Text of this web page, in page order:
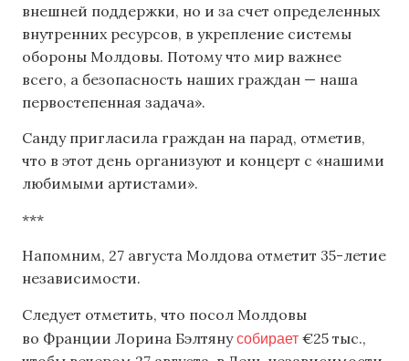
внешней поддержки, но и за счет определенных
внутренних ресурсов, в укрепление системы
обороны Молдовы. Потому что мир важнее
всего, а безопасность наших граждан — наша
первостепенная задача».
Санду пригласила граждан на парад, отметив,
что в этот день организуют и концерт с «нашими
любимыми артистами».
***
Напомним, 27 августа Молдова отметит 35-летие
независимости.
Следует отметить, что посол Молдовы
во Франции Лорина Бэлтянусобирает €25 тыс.,